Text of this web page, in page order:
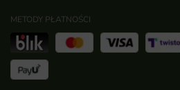
METODY PŁATNOŚCI